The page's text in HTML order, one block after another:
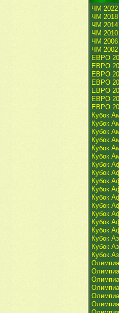
ЧМ 2022
ЧМ 2018
ЧМ 2014
ЧМ 2010
ЧМ 2006
ЧМ 2002
ЕВРО
ЕВРО
ЕВРО
ЕВРО
ЕВРО
ЕВРО
ЕВРО
Кубок
Кубок
Кубок
Кубок
Кубок
Кубок
Кубок
Кубок
Кубок
Кубок
Кубок
Кубок
Кубок
Кубок
Кубок
Кубок
Кубок
Кубок